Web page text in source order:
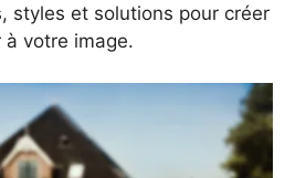
styles et solutions pour créer
à votre image.